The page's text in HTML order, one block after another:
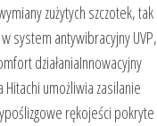
zużytych szczotek, tak
system antywibracyjny UVP,
działaniaInnowacyjny
umożliwia zasilanie
rękojeści pokryte